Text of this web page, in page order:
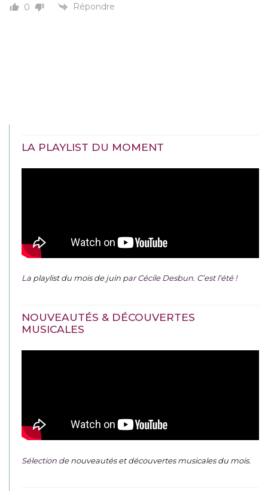
0 Répondre
LA PLAYLIST DU MOMENT
La playlist du mois de juin par Cécile Desbun. C’est l’été !
NOUVEAUTÉS & DÉCOUVERTES
MUSICALES
Sélection denouveautés et découvertes musicales du mois.